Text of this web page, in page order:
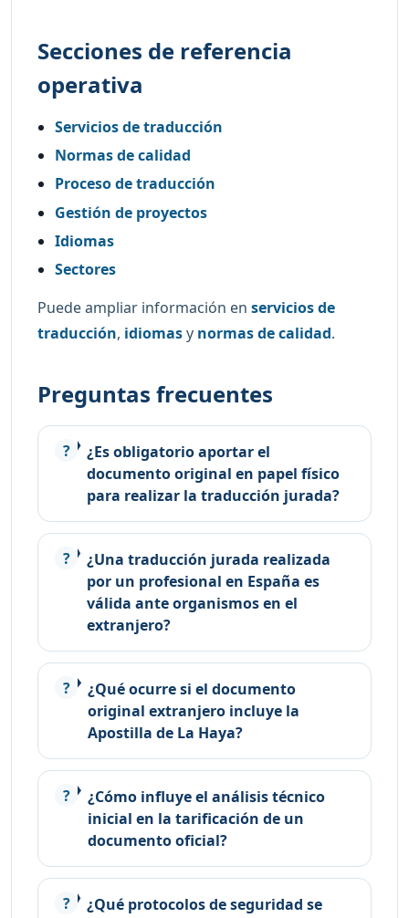
Secciones de referencia
operativa
Servicios de traducción
Normas de calidad
Proceso de traducción
Gestión de proyectos
Idiomas
Sectores
Puede ampliar información en servicios de
traducción, idiomasy normas de calidad.
Preguntas frecuentes
¿Es obligatorio aportar el
documento original en papel físico
para realizar la traducción jurada?
¿Una traducción jurada realizada
por un profesional en España es
válida ante organismos en el
extranjero?
¿Qué ocurre si el documento
original extranjero incluye la
Apostilla de La Haya?
¿Cómo influye el análisis técnico
inicial en la tarificación de un
documento oficial?
¿Qué protocolos de seguridad se